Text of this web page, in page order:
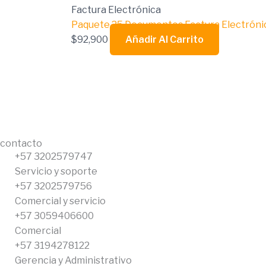
Factura Electrónica
Paquete 25 Documentos Factura
$92,900 Añadir Al Carrito
contacto
+57 3202579747
Servicio y soporte
+57 3202579756
Comercial y servicio
+57 3059406600
Comercial
+57 3194278122
Gerencia y Administrativo